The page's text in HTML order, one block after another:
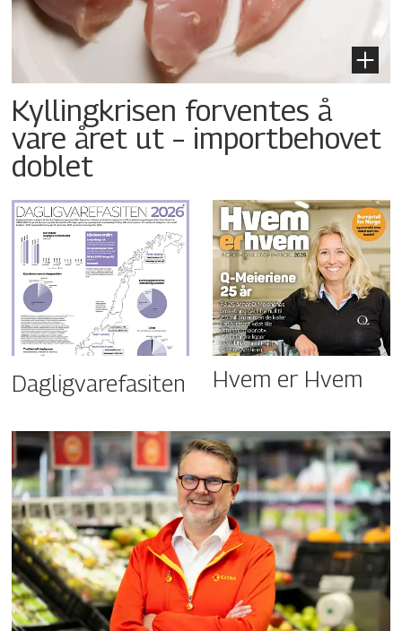
Kyllingkrisen forventes å
vare året ut – importbehovet
doblet
Dagligvarefasiten Hvem er Hvem